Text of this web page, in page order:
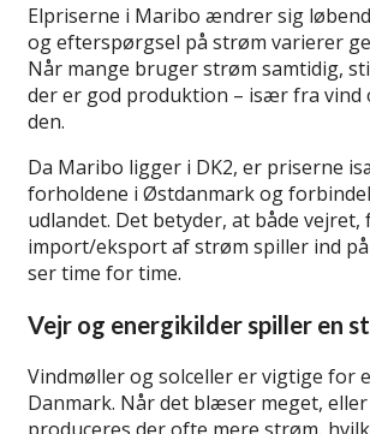
Elpriserne i Maribo ændrer sig
og efterspørgsel på strøm varierer
Når mange bruger strøm samtidig,
der er god produktion – især fra vind
den.
Da Maribo ligger i DK2, er priserne
forholdene i Østdanmark og
udlandet. Det betyder, at både
import/eksport af strøm spiller ind
ser time for time.
Vejr og energikilder spiller en
Vindmøller og solceller er vigtige for
Danmark. Når det blæser meget,